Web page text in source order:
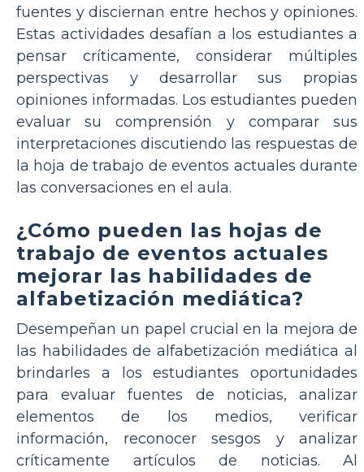
fuentes y disciernan entre hechos y opiniones.
Estas actividades desafían a los estudiantes a
pensar críticamente, considerar múltiples
perspectivas y desarrollar sus propias
opiniones informadas. Los estudiantes pueden
evaluar su comprensión y comparar sus
interpretaciones discutiendo las respuestas de
la hoja de trabajo de eventos actuales durante
las conversaciones en el aula.
¿Cómo pueden las hojas de
trabajo de eventos actuales
mejorar las habilidades de
alfabetización mediática?
Desempeñan un papel crucial en la mejora de
las habilidades de alfabetización mediática al
brindarles a los estudiantes oportunidades
para evaluar fuentes de noticias, analizar
elementos de los medios, verificar
información, reconocer sesgos y analizar
críticamente artículos de noticias. Al